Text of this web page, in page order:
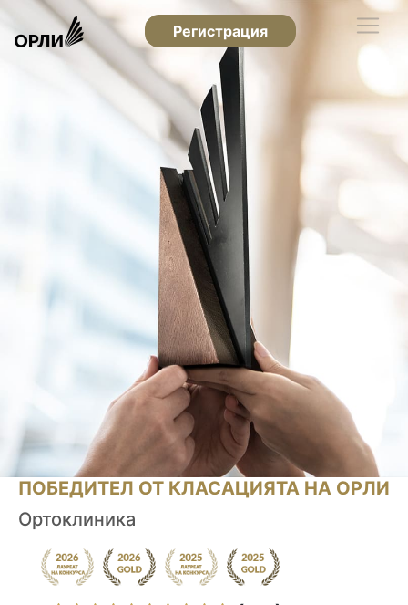
Регистрация
ПОБЕДИТЕЛ ОТ КЛАСАЦИЯТА НА ОРЛИ
Ортоклиника